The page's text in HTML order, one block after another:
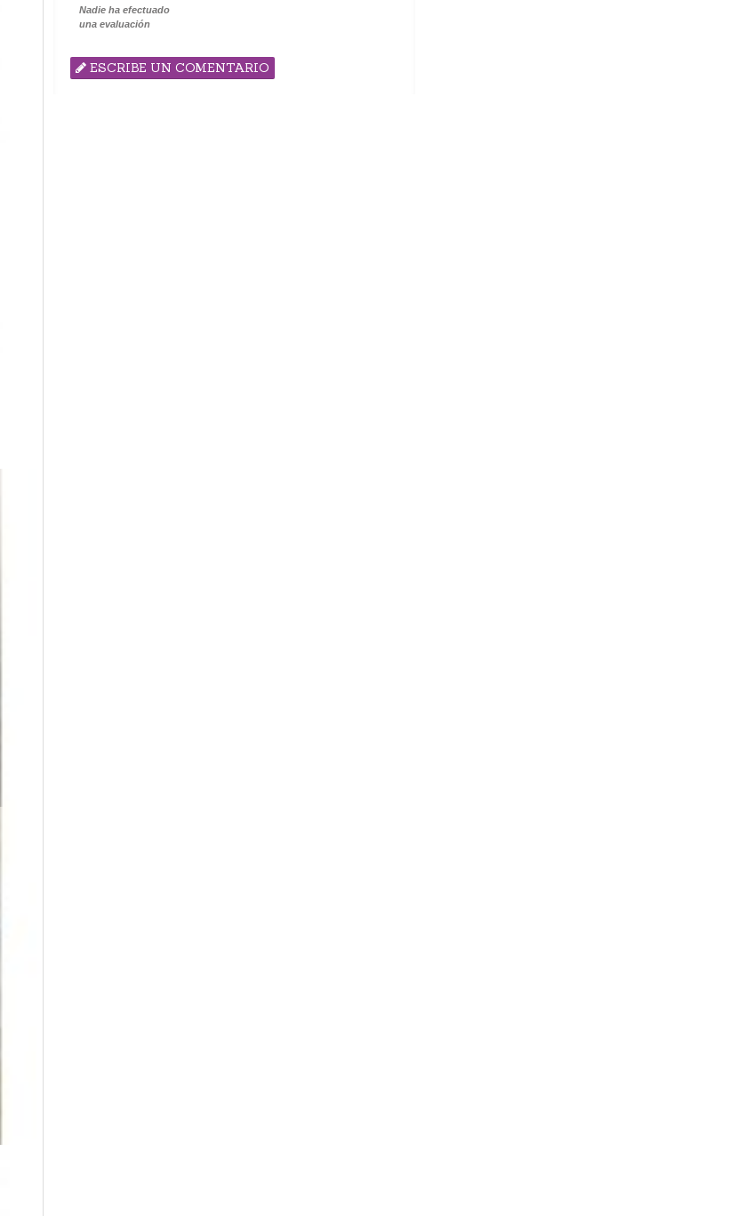
Nadie ha efectuado
una evaluación
ESCRIBE UN COMENTARIO